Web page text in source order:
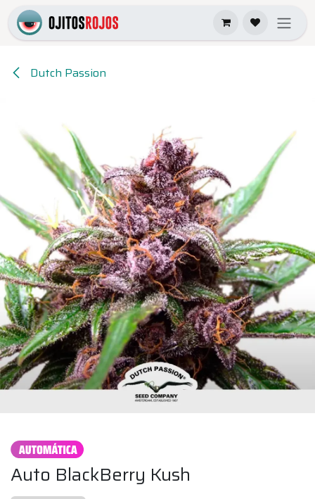
Ir al contenido
Dutch Passion
Auto BlackBerry Kush